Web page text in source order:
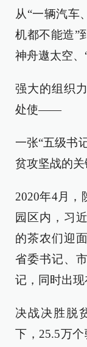
从“一辆汽车
机都不能造”
神舟遨太空、
强大的组织
处使——
一张“五级书
贫攻坚战的关
2020年4月，
园区内，习
的茶农们迎
省委书记、
记，同时出现
决战决胜脱
下，25.5万